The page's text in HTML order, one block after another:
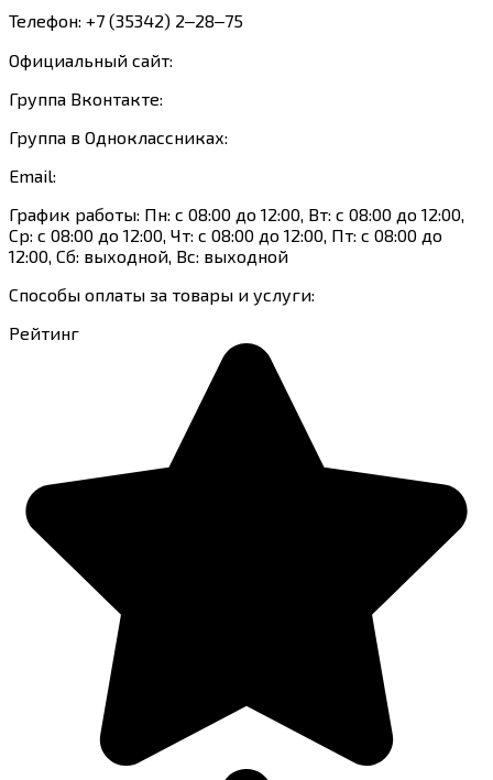
Телефон: +7 (35342) 2‒28‒75
Официальный сайт:
Группа Вконтакте:
Группа в Одноклассниках:
Email:
График работы: Пн: с 08:00 до 12:00, Вт: с 08:00 до 12:00,
Ср: с 08:00 до 12:00, Чт: с 08:00 до 12:00, Пт: с 08:00 до
12:00, Сб: выходной, Вс: выходной
Способы оплаты за товары и услуги:
Рейтинг